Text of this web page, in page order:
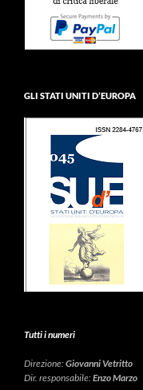
GLI STATI UNITI D’EUROPA
Tutti i numeri
Direzione:Giovanni Vetritto
Dir. responsabile:Enzo Marzo